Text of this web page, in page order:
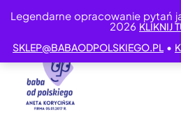
Legendarne opracowanie pytań
2026 KLIKNIJ
SKLEP@BABAODPOLSKIEGO.PL •